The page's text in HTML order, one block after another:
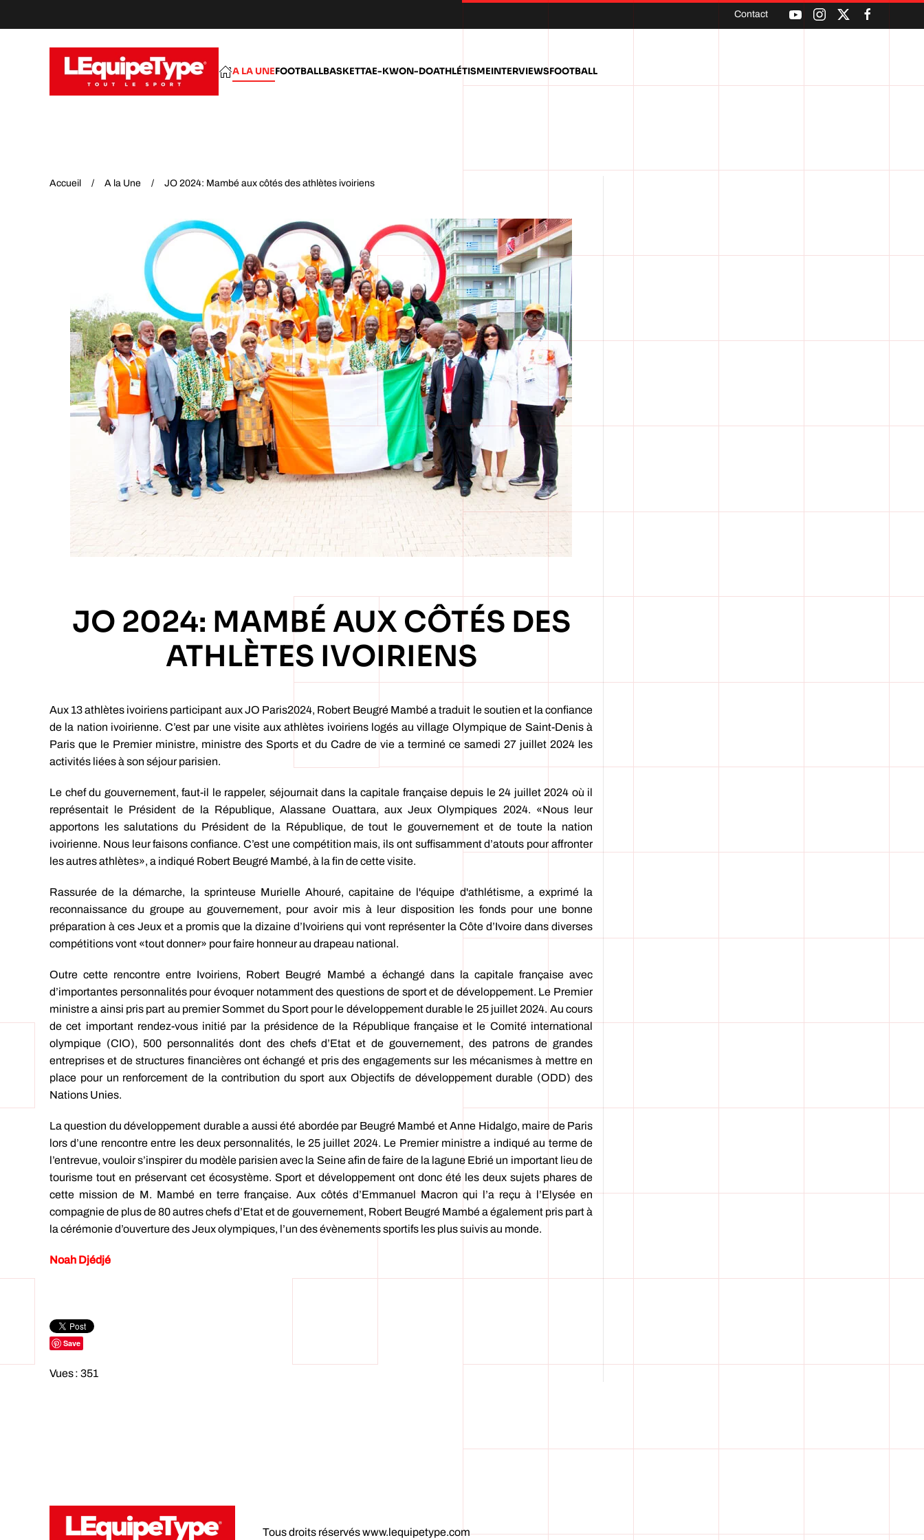
Contact
A LA UNEFOOTBALLBASKETTAE-KWON-DOATHLÉTISMEINTERVIEWSFOOTBALL
Accueil A la Une JO 2024: Mambé aux côtés des athlètes ivoiriens
JO 2024: MAMBÉ AUX CÔTÉS DES
ATHLÈTES IVOIRIENS
Aux 13 athlètes ivoiriens participant aux JO Paris2024, Robert Beugré Mambé a traduit le soutien et la confiance
de la nation ivoirienne. C’est par une visite aux athlètes ivoiriens logés au village Olympique de Saint-Denis à
Paris que le Premier ministre, ministre des Sports et du Cadre de vie a terminé ce samedi 27 juillet 2024 les
activités liées à son séjour parisien.
Le chef du gouvernement, faut-il le rappeler, séjournait dans la capitale française depuis le 24 juillet 2024 où il
représentait le Président de la République, Alassane Ouattara, aux Jeux Olympiques 2024. «Nous leur
apportons les salutations du Président de la République, de tout le gouvernement et de toute la nation
ivoirienne. Nous leur faisons confiance. C’est une compétition mais, ils ont suffisamment d’atouts pour affronter
les autres athlètes», a indiqué Robert Beugré Mambé, à la fin de cette visite.
Rassurée de la démarche, la sprinteuse Murielle Ahouré, capitaine de l'équipe d'athlétisme, a exprimé la
reconnaissance du groupe au gouvernement, pour avoir mis à leur disposition les fonds pour une bonne
préparation à ces Jeux et a promis que la dizaine d’Ivoiriens qui vont représenter la Côte d’Ivoire dans diverses
compétitions vont «tout donner» pour faire honneur au drapeau national.
Outre cette rencontre entre Ivoiriens, Robert Beugré Mambé a échangé dans la capitale française avec
d’importantes personnalités pour évoquer notamment des questions de sport et de développement. Le Premier
ministre a ainsi pris part au premier Sommet du Sport pour le développement durable le 25 juillet 2024. Au cours
de cet important rendez-vous initié par la présidence de la République française et le Comité international
olympique (CIO), 500 personnalités dont des chefs d’Etat et de gouvernement, des patrons de grandes
entreprises et de structures financières ont échangé et pris des engagements sur les mécanismes à mettre en
place pour un renforcement de la contribution du sport aux Objectifs de développement durable (ODD) des
Nations Unies.
La question du développement durable a aussi été abordée par Beugré Mambé et Anne Hidalgo, maire de Paris
lors d’une rencontre entre les deux personnalités, le 25 juillet 2024. Le Premier ministre a indiqué au terme de
l’entrevue, vouloir s’inspirer du modèle parisien avec la Seine afin de faire de la lagune Ebrié un important lieu de
tourisme tout en préservant cet écosystème. Sport et développement ont donc été les deux sujets phares de
cette mission de M. Mambé en terre française. Aux côtés d’Emmanuel Macron qui l’a reçu à l’Elysée en
compagnie de plus de 80 autres chefs d’Etat et de gouvernement, Robert Beugré Mambé a également pris part à
la cérémonie d’ouverture des Jeux olympiques, l’un des évènements sportifs les plus suivis au monde.
Noah Djédjé
Save
Vues : 351
Tous droits réservés www.lequipetype.com